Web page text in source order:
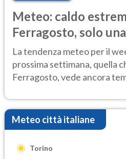
Meteo: caldo
Ferragosto, solo
Ecco dove
La tendenza meteo per il
prossima settimana, quella
Ferragosto, vede ancora
Meteo città italiane
Torino